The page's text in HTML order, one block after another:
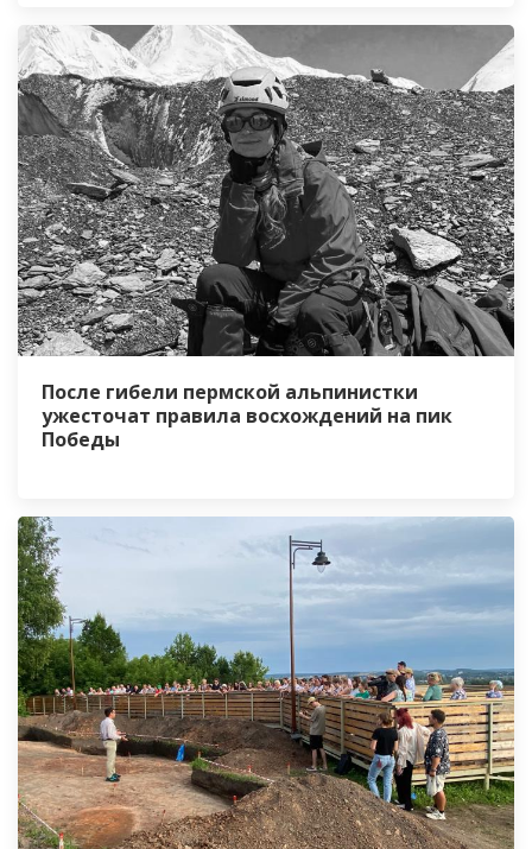
После гибели пермской альпинистки
ужесточат правила восхождений на пик
Победы